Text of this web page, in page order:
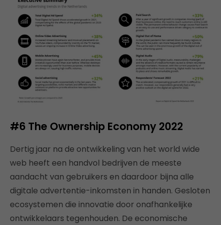
#6 The Ownership Economy 2022
Dertig jaar na de ontwikkeling van het world wide
web heeft een handvol bedrijven de meeste
aandacht van gebruikers en daardoor bijna alle
digitale advertentie-inkomsten in handen. Gesloten
ecosystemen die innovatie door onafhankelijke
ontwikkelaars tegenhouden. De economische